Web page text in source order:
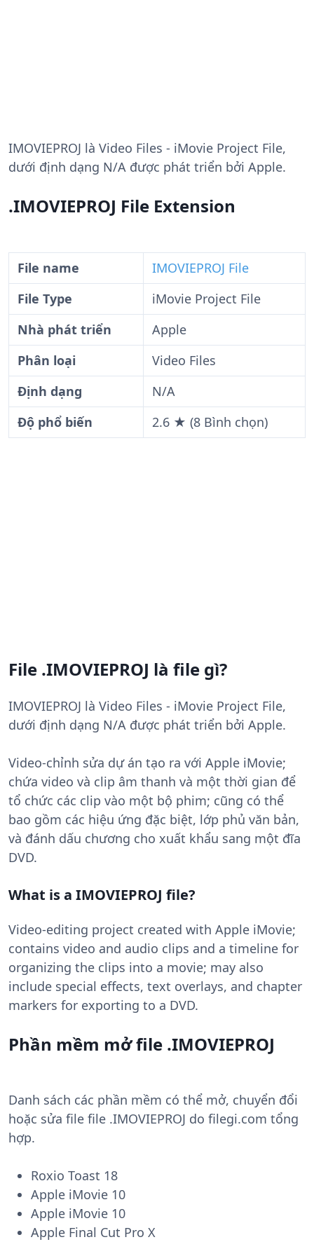
IMOVIEPROJ là Video Files - iMovie Project File,
dưới định dạng N/A được phát triển bởi Apple.
.IMOVIEPROJ File Extension
File name
IMOVIEPROJ File
File Type
iMovie Project File
Nhà phát triển
Apple
Phân loại
Video Files
Định dạng
N/A
Độ phổ biến
2.6 ★ (8 Bình chọn)
File .IMOVIEPROJ là file gì?
IMOVIEPROJ là Video Files - iMovie Project File,
dưới định dạng N/A được phát triển bởi Apple.
Video-chỉnh sửa dự án tạo ra với Apple iMovie;
chứa video và clip âm thanh và một thời gian để
tổ chức các clip vào một bộ phim; cũng có thể
bao gồm các hiệu ứng đặc biệt, lớp phủ văn bản,
và đánh dấu chương cho xuất khẩu sang một đĩa
DVD.
What is a IMOVIEPROJ file?
Video-editing project created with Apple iMovie;
contains video and audio clips and a timeline for
organizing the clips into a movie; may also
include special effects, text overlays, and chapter
markers for exporting to a DVD.
Phần mềm mở file .IMOVIEPROJ
Danh sách các phần mềm có thể mở, chuyển đổi
hoặc sửa file file .IMOVIEPROJ do filegi.com tổng
hợp.
Roxio Toast 18
Apple iMovie 10
Apple iMovie 10
Apple Final Cut Pro X